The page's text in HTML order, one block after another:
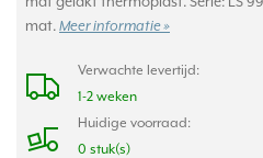
mat. Meer informatie »
Verwachte levertijd:
1-2 weken
Huidige voorraad:
0 stuk(s)